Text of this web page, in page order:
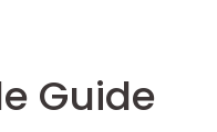
Guide